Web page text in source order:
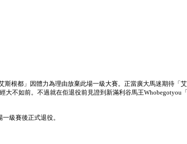
斯根都」因體力為理由放棄此場一級大賽。正當廣大馬迷期待「
大不如前。不過就在佢退役前見證到新滿利谷馬王Whobegotyou
級賽後正式退役。